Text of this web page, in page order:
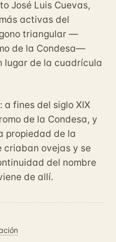
José Luis Cuevas,
activas del
triangular —
de la Condesa—
lugar de la cuadrícula
fines del siglo XIX
de la Condesa, y
propiedad de la
criaban ovejas y se
del nombre
de allí.